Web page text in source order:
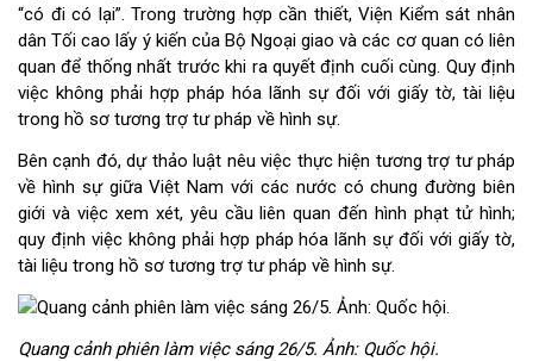
“có đi có lại”. Trong trường hợp cần thiết, Viện Kiểm sát nhân
dân Tối cao lấy ý kiến của Bộ Ngoại giao và các cơ quan có liên
quan để thống nhất trước khi ra quyết định cuối cùng. Quy định
việc không phải hợp pháp hóa lãnh sự đối với giấy tờ, tài liệu
trong hồ sơ tương trợ tư pháp về hình sự.
Bên cạnh đó, dự thảo luật nêu việc thực hiện tương trợ tư pháp
về hình sự giữa Việt Nam với các nước có chung đường biên
giới và việc xem xét, yêu cầu liên quan đến hình phạt tử hình;
quy định việc không phải hợp pháp hóa lãnh sự đối với giấy tờ,
tài liệu trong hồ sơ tương trợ tư pháp về hình sự.
Quang cảnh phiên làm việc sáng 26/5. Ảnh: Quốc hội.